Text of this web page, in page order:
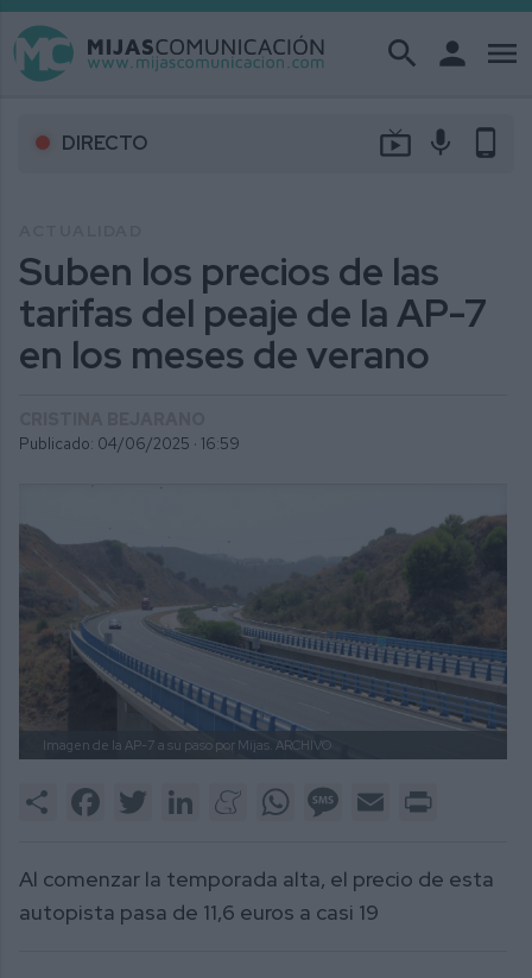
search person menu
DIRECTO live_tv mic phone_android
Suben los precios de las
tarifas del peaje de la AP-7
en los meses de verano
Publicado: 04/06/2025 · 16:59
Imagen de la AP-7 a su paso por Mijas. ARCHIVO
Share FacebookTwitter LinkedInMeneameWhatsAppMessage
Email
Al comenzar la temporada alta, el precio de esta
autopista pasa de 11,6 euros a casi 19